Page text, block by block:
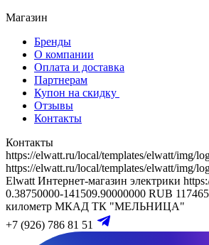
Магазин
Бренды
О компании
Оплата и доставка
Партнерам
Купон на скидку
Отзывы
Контакты
Контакты
https://elwatt.ru/local/templates/elwatt/img/
https://elwatt.ru/local/templates/elwatt/img/
Elwatt Интернет-магазин электрики
0.38750000-141509.90000000 RUB 117465
километр МКАД ТК "МЕЛЬНИЦА"
+7 (926) 786 81 51